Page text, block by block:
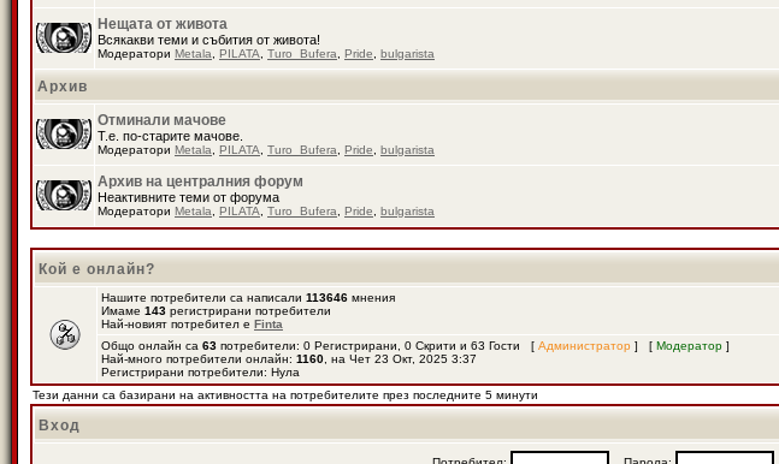
Нещата от живота
Всякакви теми и събития от живота!
Модератори Metala PILATA Turo_Bufera Pride bulgarista
Архив
Отминали мачове
Т.е. по-старите мачове.
Модератори Metala PILATA Turo_Bufera Pride bulgarista
Архив на централния форум
Неактивните теми от форума
Модератори Metala PILATA Turo_Bufera Pride bulgarista
Кой е онлайн?
Нашите потребители са написали 113646 мнения
Имаме 143 регистрирани потребители
Най-новият потребител е Finta
Общо онлайн са 63 потребители: 0 Регистрирани, 0 Скрити и 63 Гости [ Администратор ] [ Модератор ]
Най-много потребители онлайн: 1160 , на Чет 23 Окт, 2025 3:37
Регистрирани потребители: Нула
Тези данни са базирани на активността на потребителите през последните 5 минути
Вход